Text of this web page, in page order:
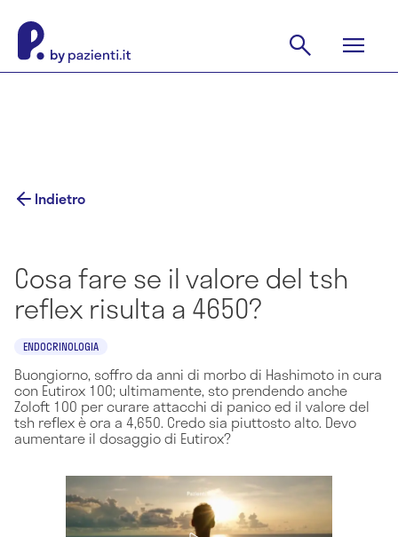
Indietro
Cosa fare se il valore del tsh
reflex risulta a 4650?
ENDOCRINOLOGIA
Buongiorno, soffro da anni di morbo di Hashimoto in cura
con Eutirox 100; ultimamente, sto prendendo anche
Zoloft 100 per curare attacchi di panico ed il valore del
tsh reflex è ora a 4,650. Credo sia piuttosto alto. Devo
aumentare il dosaggio di Eutirox?